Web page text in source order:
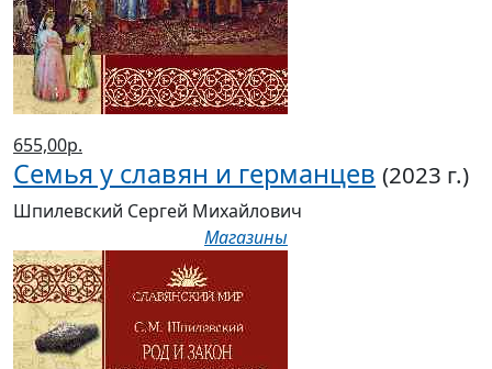
655,00р.
Семья у славян и германцев (2023 г.)
Шпилевский Сергей Михайлович
Магазины